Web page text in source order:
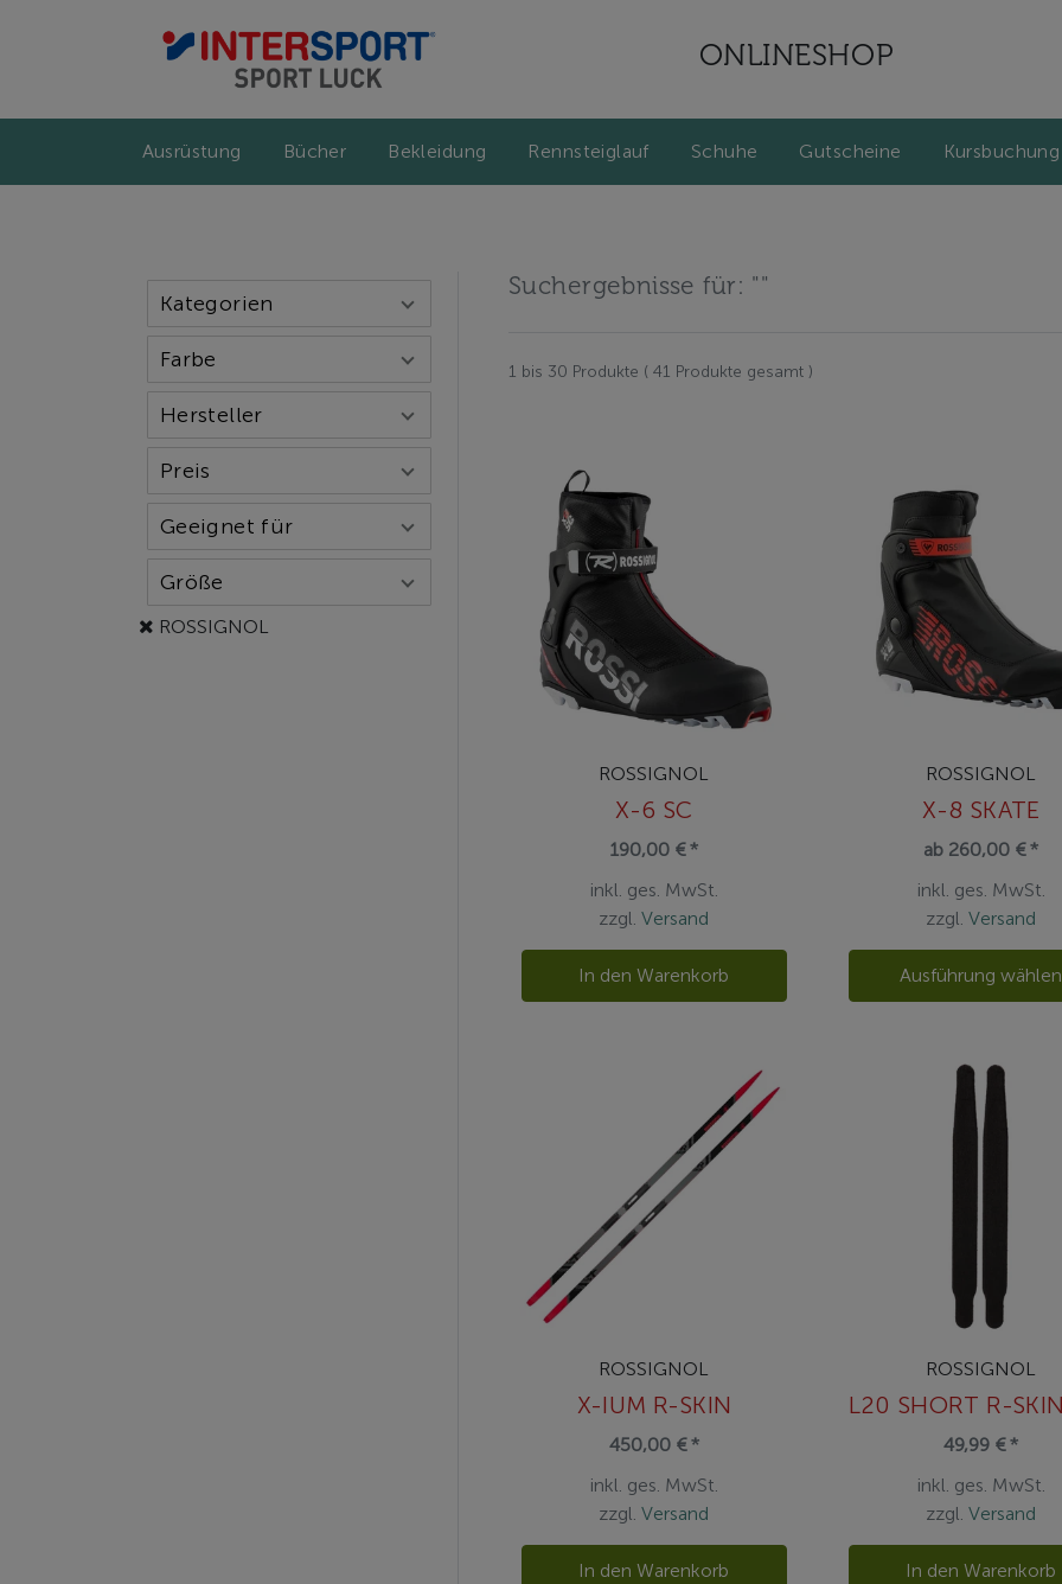
ONLINESHOP
Ausrüstung Bücher Bekleidung Rennsteiglauf Schuhe Gutscheine Kursbuchung
Kategorien
Farbe
Hersteller
Preis
Geeignet für
Größe
ROSSIGNOL
Suchergebnisse für: ""
1 bis 30 Produkte ( 41 Produkte gesamt )
ROSSIGNOL
X-6 SC
190,00 € *
inkl. ges. MwSt.
zzgl.Versand
In den Warenkorb
ROSSIGNOL
X-8 SKATE
ab 260,00 € *
inkl. ges. MwSt.
zzgl.Versand
Ausführung wählen
ROSSIGNOL
X-IUM R-SKIN
450,00 € *
inkl. ges. MwSt.
zzgl.Versand
In den Warenkorb
ROSSIGNOL
49,99 € *
inkl. ges. MwSt.
zzgl.Versand
In den Warenkorb